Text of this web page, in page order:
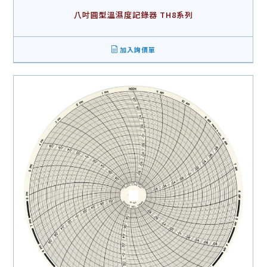
八吋圓型溫濕度記錄器 TH8系列
加入詢價單